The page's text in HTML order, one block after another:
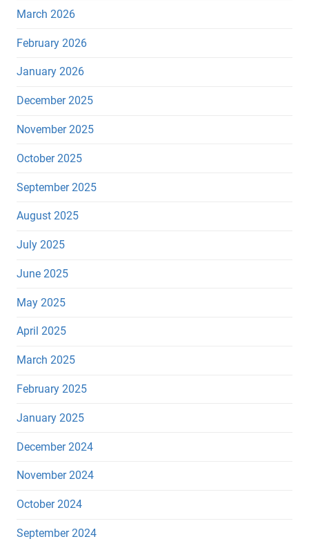
March 2026
February 2026
January 2026
December 2025
November 2025
October 2025
September 2025
August 2025
July 2025
June 2025
May 2025
April 2025
March 2025
February 2025
January 2025
December 2024
November 2024
October 2024
September 2024